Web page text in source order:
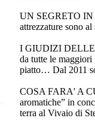
UN SEGRETO IN
attrezzature sono
I GIUDIZI DELLE
da tutte le
piatto… Dal 2011
COSA FARA' A
aromatiche” in
terra al Vivaio di